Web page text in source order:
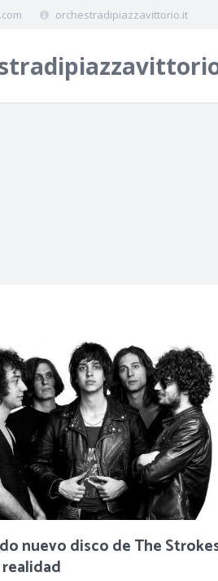
orchestradipiazzavittorio.it
nuevo disco de The